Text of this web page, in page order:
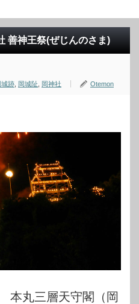
善神王祭(ぜじんのさま)
城跡 岡城阯 岡神社 Otemon
本丸三層天守閣（岡